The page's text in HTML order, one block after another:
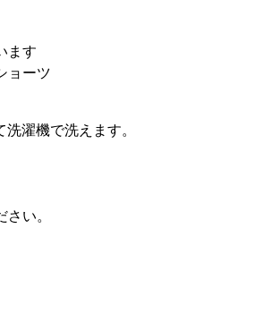
ます
ョーツ
濯機で洗えます。
い。